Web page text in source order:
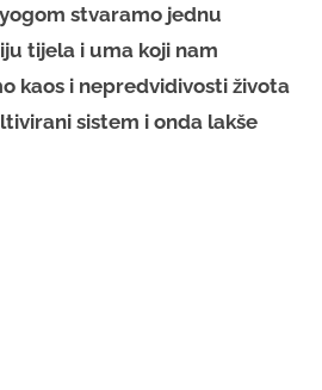
stvaramo jednu
tijela i uma koji nam
kaos i nepredvidivosti života
sistem i onda lakše